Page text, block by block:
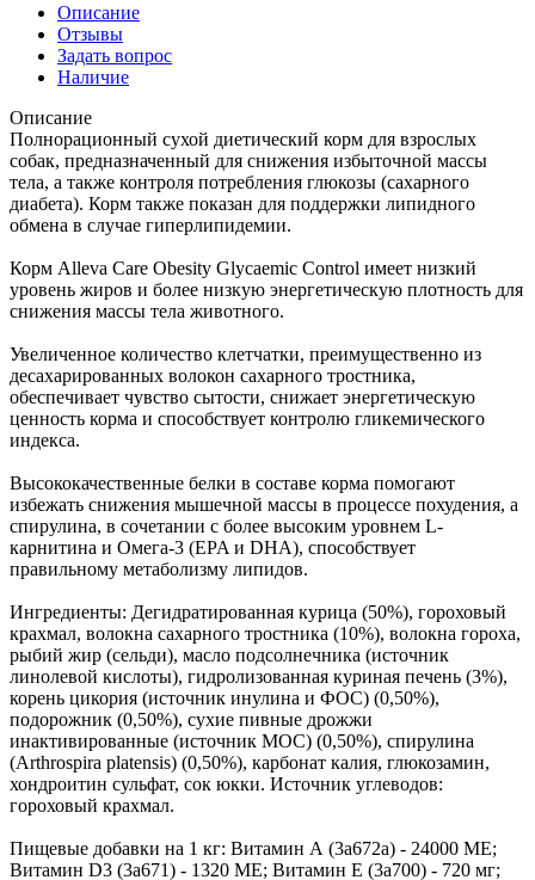
Описание
Отзывы
Задать вопрос
Наличие
Описание
Полнорационный сухой диетический корм для взрослых
собак, предназначенный для снижения избыточной массы
тела, а также контроля потребления глюкозы (сахарного
диабета). Корм также показан для поддержки липидного
обмена в случае гиперлипидемии.
Корм Alleva Care Obesity Glycaemic Control имеет низкий
уровень жиров и более низкую энергетическую плотность для
снижения массы тела животного.
Увеличенное количество клетчатки, преимущественно из
десахарированных волокон сахарного тростника,
обеспечивает чувство сытости, снижает энергетическую
ценность корма и способствует контролю гликемического
индекса.
Высококачественные белки в составе корма помогают
избежать снижения мышечной массы в процессе похудения, а
спирулина, в сочетании с более высоким уровнем L-
карнитина и Омега-3 (EPA и DHA), способствует
правильному метаболизму липидов.
Ингредиенты: Дегидратированная курица (50%), гороховый
крахмал, волокна сахарного тростника (10%), волокна гороха,
рыбий жир (сельди), масло подсолнечника (источник
линолевой кислоты), гидролизованная куриная печень (3%),
корень цикория (источник инулина и ФОС) (0,50%),
подорожник (0,50%), сухие пивные дрожжи
инактивированные (источник МОС) (0,50%), спирулина
(Arthrospira platensis) (0,50%), карбонат калия, глюкозамин,
хондроитин сульфат, сок юкки. Источник углеводов:
гороховый крахмал.
Пищевые добавки на 1 кг: Витамин А (3a672a) - 24000 МЕ;
Витамин D3 (3a671) - 1320 МЕ; Витамин Е (3а700) - 720 мг;